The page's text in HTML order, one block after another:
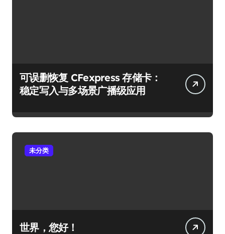
可误删恢复 CFexpress 存储卡：
稳定写入与多场景广播级应用
未分类
世界，您好！